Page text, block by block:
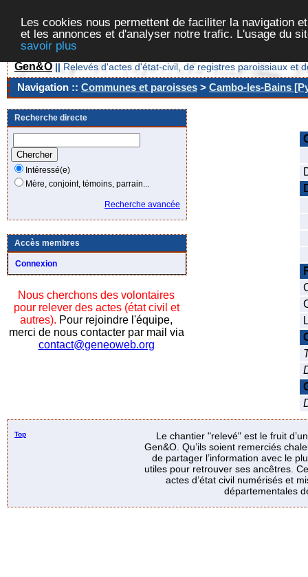
Les cookies nous permettent de faciliter la navigation
et les annonces et d'analyser notre trafic. L'usage du
savoir plus
Gen&O || Relevés d'actes d'état-civil, de registres paroissiaux et
Navigation :: Communes et paroisses > Cambo-les-Bains
Recherche directe
Intéressé(e)
Mère, conjoint, témoins, parrain...
Recherche avancée
Accès membres
Connexion
Nous cherchons des volontaires
pour relever des actes (état civil et
autres). Pour rejoindre l'équipe,
merci de nous contacter par mail via
contact@geneoweb.org
Top
Le chantier "relevé" est le fruit
Gen&O. Qu’ils soient remerciés
de partager l’information avec le
utiles pour retrouver ses ancêtres.
actes d’état civil numérisés et
départementales